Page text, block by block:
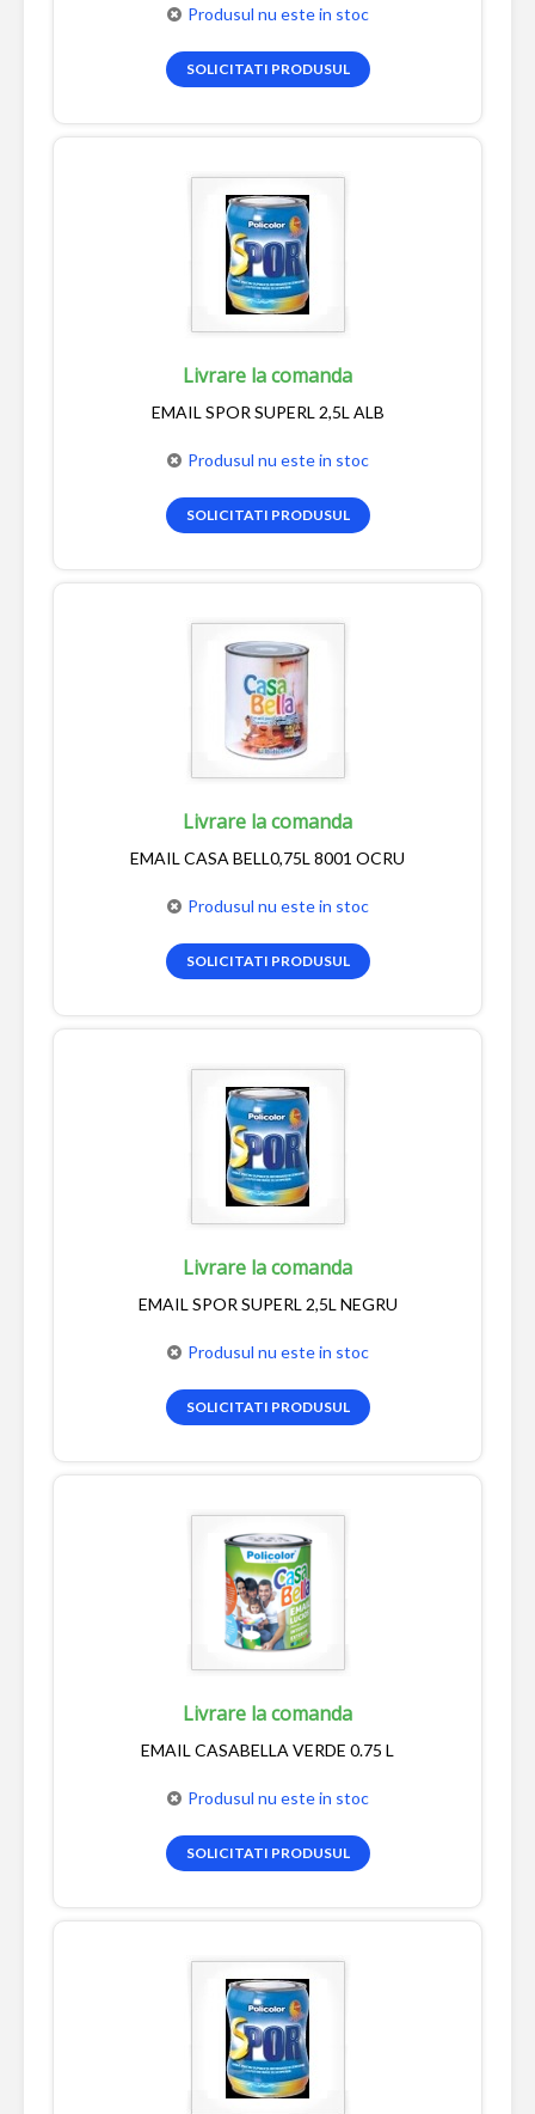
Produsul nu este in stoc
SOLICITATI PRODUSUL
Livrare la comanda
EMAIL SPOR SUPERL 2,5L ALB
Produsul nu este in stoc
SOLICITATI PRODUSUL
Livrare la comanda
EMAIL CASA BELL0,75L 8001 OCRU
Produsul nu este in stoc
SOLICITATI PRODUSUL
Livrare la comanda
EMAIL SPOR SUPERL 2,5L NEGRU
Produsul nu este in stoc
SOLICITATI PRODUSUL
Livrare la comanda
EMAIL CASABELLA VERDE 0.75 L
Produsul nu este in stoc
SOLICITATI PRODUSUL